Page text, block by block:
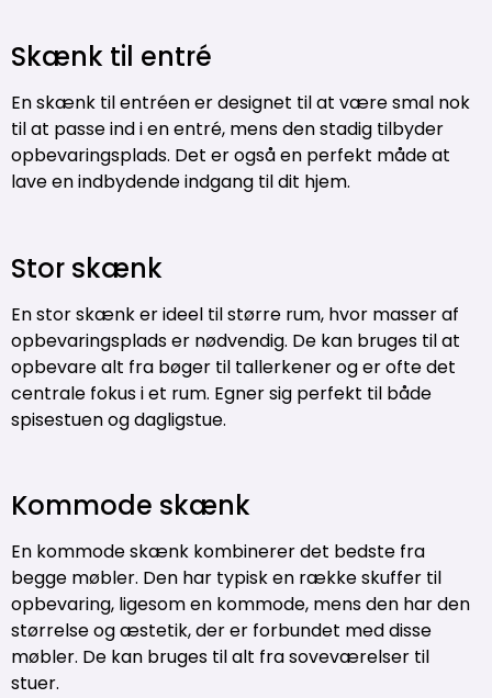
Skænk til entré
En skænk til entréen er designet til at være smal nok
til at passe ind i en entré, mens den stadig tilbyder
opbevaringsplads. Det er også en perfekt måde at
lave en indbydende indgang til dit hjem.
Stor skænk
En stor skænk er ideel til større rum, hvor masser af
opbevaringsplads er nødvendig. De kan bruges til at
opbevare alt fra bøger til tallerkener og er ofte det
centrale fokus i et rum. Egner sig perfekt til både
spisestuen og dagligstue.
Kommode skænk
En kommode skænk kombinerer det bedste fra
begge møbler. Den har typisk en række skuffer til
opbevaring, ligesom en kommode, mens den har den
størrelse og æstetik, der er forbundet med disse
møbler. De kan bruges til alt fra soveværelser til
stuer.